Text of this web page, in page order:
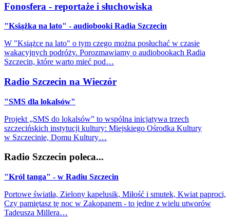
Fonosfera - reportaże i słuchowiska
"Książka na lato" - audiobooki Radia Szczecin
W "Książce na lato" o tym czego można posłuchać w czasie
wakacyjnych podróży. Porozmawiamy o audiobookach Radia
Szczecin, które warto mieć pod…
Radio Szczecin na Wieczór
"SMS dla lokalsów"
Projekt „SMS do lokalsów” to wspólna inicjatywa trzech
szczecińskich instytucji kultury: Miejskiego Ośrodka Kultury
w Szczecinie, Domu Kultury…
Radio Szczecin poleca...
"Król tanga" - w Radiu Szczecin
Portowe światła, Zielony kapelusik, Miłość i smutek, Kwiat paproci,
Czy pamiętasz tę noc w Zakopanem - to jedne z wielu utworów
Tadeusza Millera…